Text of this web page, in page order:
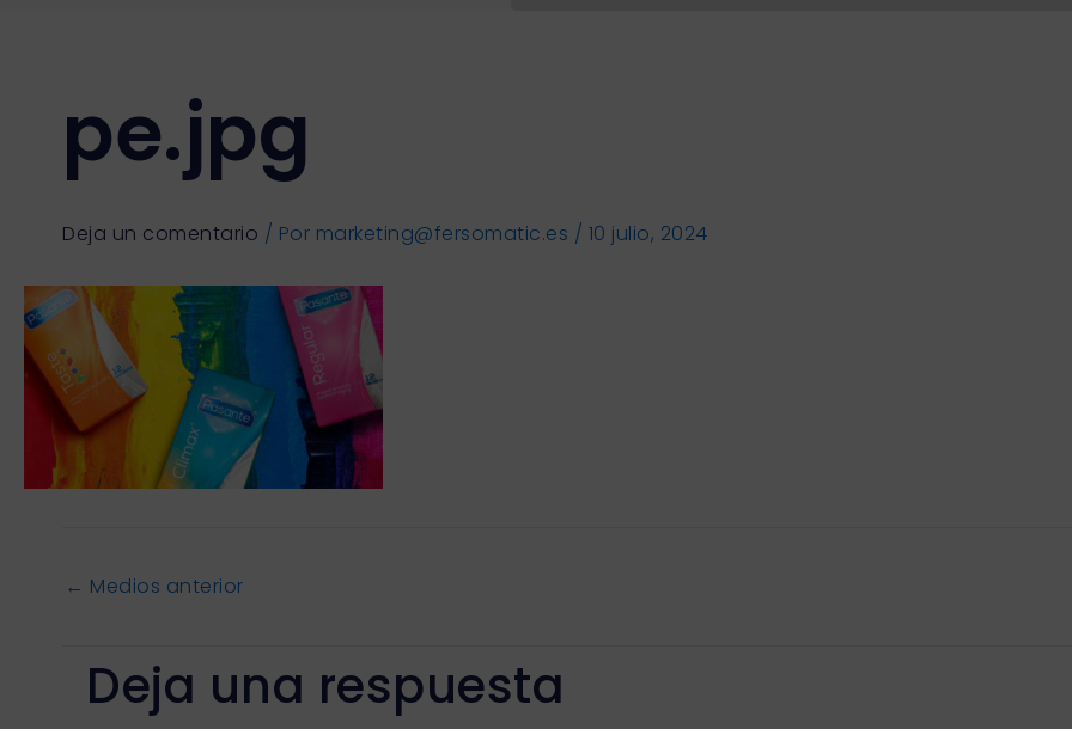
pe.jpg
Deja un comentario / Por marketing@fersomatic.es / 10 julio, 2024
← Medios anterior
Deja una respuesta